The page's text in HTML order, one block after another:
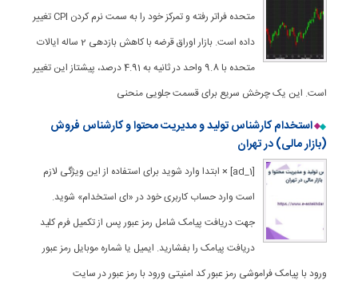
متحده فراتر رفته و تمرکز خود را به سمت نرم کردن CPI تغییر
داده است. بازار اوراق قرضه با کاهش بازدهی 2 ساله ایالات
متحده با 9.8 واحد در ثانیه به 4.91 درصد، پیشتاز این تغییر
است. این یک چرخش سریع برای قسمت جلویی منحنی
استخدام کارشناس تولید و مدیریت محتوا و کارشناس فروش
(بازار مالی) در تهران
[ad_1] × ابتدا وارد شوید برای استفاده از این ویژگی لازم
است وارد حساب کاربری خود در «ای استخدام» شوید.
جهت دریافت پیامک شامل رمز عبور پس از تکمیل فرم کلید
دریافت پیامک را بفشارید. ایمیل یا شماره موبایل رمز عبور
ورود با پیامک فراموشی رمز عبور کد امنیتی ورود با رمز عبور در سایت